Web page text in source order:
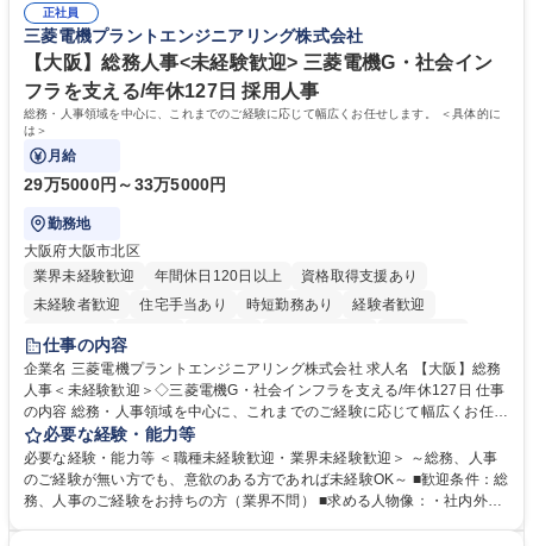
募集職種 【大阪・京都・滋賀】営業事務 ※未経験可
えて、お客様や社員の状況に合わせ、能動的なサポート、改善の動きも期
待され。組織を支えるスペシャリストとして、チームに貢献し、結果的に
社員から頼られる存在になることができます。平均19:30の退勤以降の業
務の持ち帰りも禁止されており、メリハリのある働き方となります。 学
歴・資格 学歴：大学院 大学 高専 短大 語学力： 資格：
正社員
三菱電機プラントエンジニアリング株式会社
【大阪】総務人事<未経験歓迎> 三菱電機G・社会イン
フラを支える/年休127日 採用人事
総務・人事領域を中心に、これまでのご経験に応じて幅広くお任せします。 ＜具体的に
は＞
月給
29万5000円～33万5000円
勤務地
大阪府大阪市北区
業界未経験歓迎
年間休日120日以上
資格取得支援あり
未経験者歓迎
住宅手当あり 時短勤務あり
経験者歓迎
退職金あり
駅近5分以内
土日祝休み 服装自由 寮・社宅あり 食事補助あり
仕事の内容
企業名 三菱電機プラントエンジニアリング株式会社 求人名 【大阪】総務
人事＜未経験歓迎＞◇三菱電機G・社会インフラを支える/年休127日 仕事
の内容 総務・人事領域を中心に、これまでのご経験に応じて幅広くお任せ
します。 ＜具体的には＞ ・総務/人事労務（給与・社保・勤怠管理など）
・採用・教育研修 ・福利厚生運用 など ※基本的には事務所勤務ですが、
採用や教育等の業務内容により、関西圏以外への日帰り・宿泊を伴う国内
出張もございます。 ※担当業務を持ちつつ、お互いに助け合いながら、総
必要な経験・能力等
必要な経験・能力等 ＜職種未経験歓迎・業界未経験歓迎＞ ～総務、人事
のご経験が無い方でも、意欲のある方であれば未経験OK～ ■歓迎条件：総
務、人事のご経験をお持ちの方（業界不問） ■求める人物像：・社内外の